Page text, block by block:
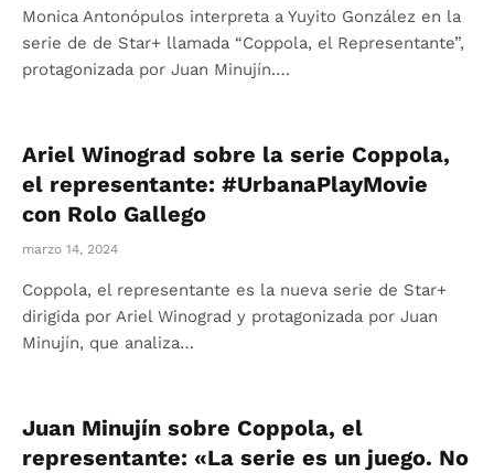
Monica Antonópulos interpreta a Yuyito González en la
serie de de Star+ llamada “Coppola, el Representante”,
protagonizada por Juan Minujín.…
Ariel Winograd sobre la serie Coppola,
el representante: #UrbanaPlayMovie
con Rolo Gallego
marzo 14, 2024
Coppola, el representante es la nueva serie de Star+
dirigida por Ariel Winograd y protagonizada por Juan
Minujín, que analiza…
Juan Minujín sobre Coppola, el
representante: «La serie es un juego. No